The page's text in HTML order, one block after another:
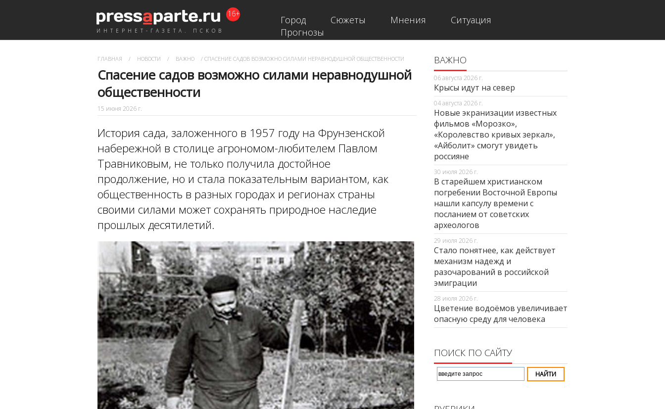
ИНТЕРНЕТ-ГАЗЕТА. ПСКОВ
16+
Город Сюжеты Мнения
Ситуация
Прогнозы
ГЛАВНАЯ / НОВОСТИ / ВАЖНО / СПАСЕНИЕ САДОВ ВОЗМОЖНО СИЛАМИ НЕРАВНОДУШНОЙ ОБЩЕСТВЕННОСТИ
Спасение садов возможно силами неравнодушной
общественности
15 июня 2026 г.
История сада, заложенного в 1957 году на Фрунзенской
набережной в столице агрономом-любителем Павлом
Травниковым, не только получила достойное
продолжение, но и стала показательным вариантом, как
общественность в разных городах и регионах страны
своими силами может сохранять природное наследие
прошлых десятилетий.
ВАЖНО
06 августа 2026 г.
Крысы идут на север
04 августа 2026 г.
Новые экранизации известных
фильмов «Морозко»,
«Королевство кривых зеркал»,
«Айболит» смогут увидеть
россияне
30 июля 2026 г.
В старейшем христианском
погребении Восточной Европы
нашли капсулу времени с
посланием от советских
археологов
29 июля 2026 г.
Стало понятнее, как действует
механизм надежд и
разочарований в российской
эмиграции
28 июля 2026 г.
Цветение водоёмов увеличивает
опасную среду для человека
ПОИСК ПО САЙТУ